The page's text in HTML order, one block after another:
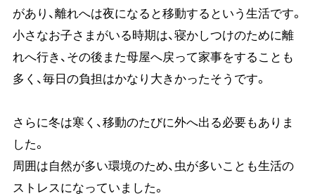
があり、離れへは夜になると移動するという生活です。
小さなお子さまがいる時期は、寝かしつけのために離
れへ行き、その後また母屋へ戻って家事をすることも
多く、毎日の負担はかなり大きかったそうです。
さらに冬は寒く、移動のたびに外へ出る必要もありま
した。
周囲は自然が多い環境のため、虫が多いことも生活の
ストレスになっていました。